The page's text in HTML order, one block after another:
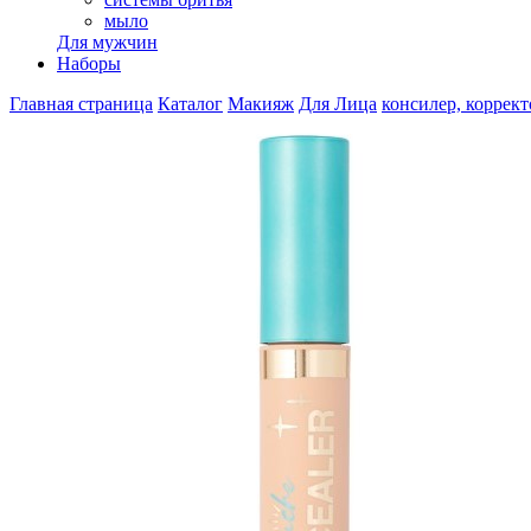
мыло
Для мужчин
Наборы
Главная страница Каталог Макияж Для Лица консилер,